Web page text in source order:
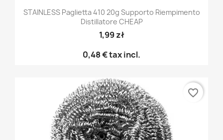
STAINLESS Paglietta 410 20g Supporto Riempimento
Distillatore CHEAP
1,99 zł
0,48 €tax incl.
favorite_border